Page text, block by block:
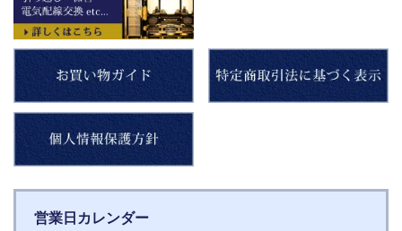
営業日カレンダー